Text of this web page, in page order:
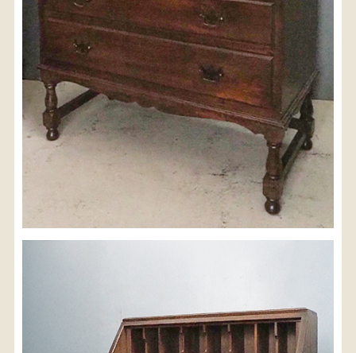
お届け先、送料ランクを選択する事で送料が表
示されます。
お届け先
送料ランク
配送料金(税込)